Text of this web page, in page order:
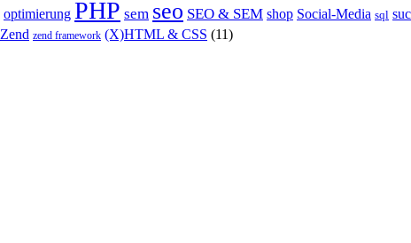
optimierung PHP sem seo SEO & SEM shop Social-Media sql
Zend zend framework (X)HTML & CSS (11)